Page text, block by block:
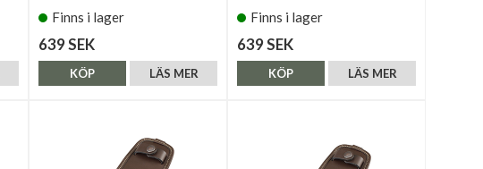
Finns i lager
639 SEK
LÄS MER
KÖP
Finns i lager
639 SEK
LÄS MER
KÖP